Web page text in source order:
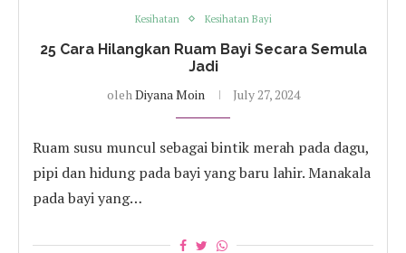
Kesihatan Kesihatan Bayi
25 Cara Hilangkan Ruam Bayi Secara Semula
Jadi
oleh Diyana Moin July 27, 2024
Ruam susu muncul sebagai bintik merah pada dagu,
pipi dan hidung pada bayi yang baru lahir. Manakala
pada bayi yang…